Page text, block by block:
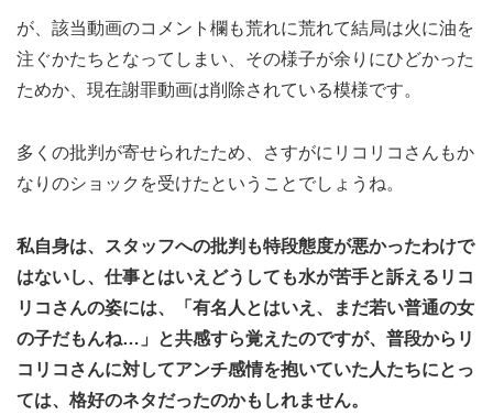
が、該当動画のコメント欄も荒れに荒れて結局は火に油を
注ぐかたちとなってしまい、その様子が余りにひどかった
ためか、現在謝罪動画は削除されている模様です。
多くの批判が寄せられたため、さすがにリコリコさんもか
なりのショックを受けたということでしょうね。
私自身は、スタッフへの批判も特段態度が悪かったわけで
はないし、仕事とはいえどうしても水が苦手と訴えるリコ
リコさんの姿には、「有名人とはいえ、まだ若い普通の女
の子だもんね…」と共感すら覚えたのですが、普段からリ
コリコさんに対してアンチ感情を抱いていた人たちにとっ
ては、格好のネタだったのかもしれません。